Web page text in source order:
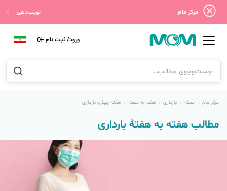
مرکز مام نوبت‌دهی
ورود/ ثبت نام
مرکز مام مجله بارداری هفته به هفته هفته‌ چهارم بارداری
مطالب هفته به هفتهٔ بارداری